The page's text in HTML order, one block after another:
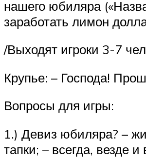
нашего юбиляра
заработать лимон
/Выходят игроки 3-7
Крупье: – Господа!
Вопросы для игры:
1.) Девиз юбиляра? –
тапки; – всегда, везде